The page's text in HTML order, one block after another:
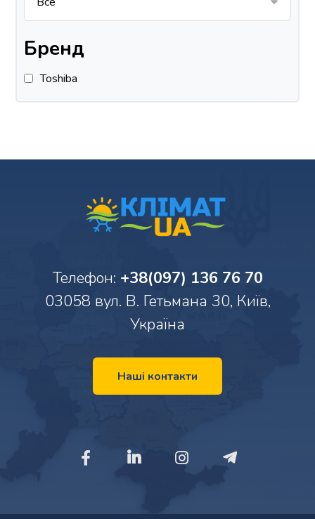
Бренд
Toshiba
Телефон: +38(097) 136 76 70
03058 вул. В. Гетьмана 30, Київ,
Україна
Наші контакти